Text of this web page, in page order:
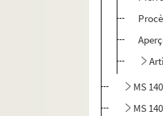
MS
MS